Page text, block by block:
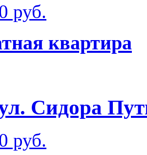
руб.
квартира
Сидора
руб.